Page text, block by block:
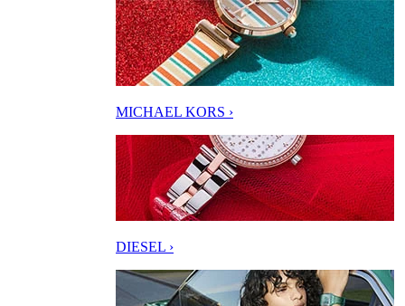
MICHAEL KORS ›
DIESEL ›